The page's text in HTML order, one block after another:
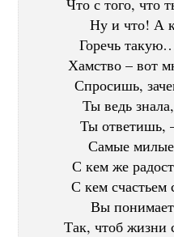
Что с того, что
Ну и что! А
Горечь
Хамство – вот
Спросишь,
Ты ведь
Ты ответишь,
Самые
С кем же
С кем счастьем
Вы
Так, чтоб жизни